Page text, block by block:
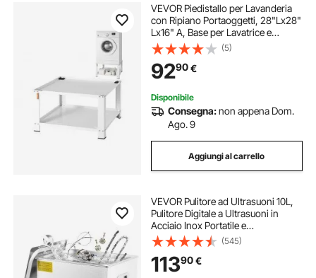
VEVOR Piedistallo per Lavanderia
con Ripiano Portaoggetti, 28"Lx28"
Lx16" A, Base per Lavatrice e
Asciugatrice Piattaforma Universale
con Capacità di 660 Libbre, Base
Multifunzionale in Acciaio
(5)
9290€
Disponibile
Consegna:non appena Dom.
Ago. 9
Aggiungi al carrello
VEVOR Pulitore ad Ultrasuoni 10L,
Pulitore Digitale a Ultrasuoni in
Acciaio Inox Portatile e
Professionale per Occhiali, Gioielli,
Monete, Pulizia Digitale di Gioielli
per Uso Domestico Commerciale
(545)
11390€